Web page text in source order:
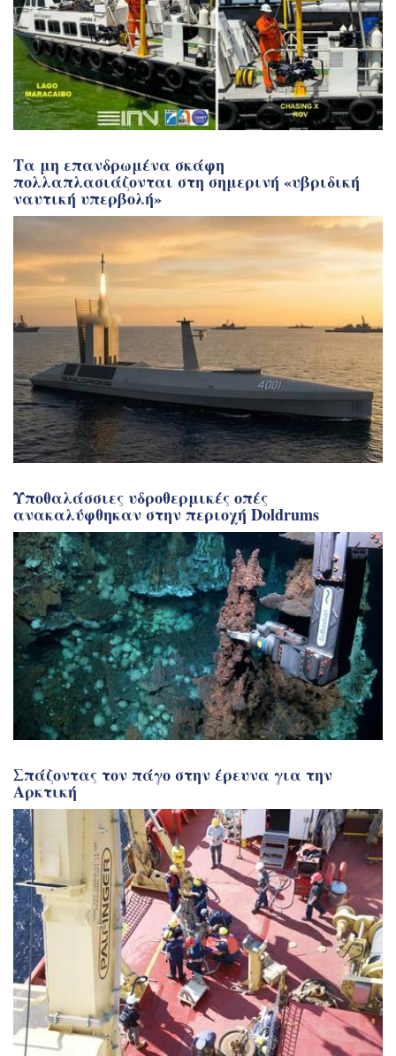
Τα μη επανδρωμένα σκάφη
πολλαπλασιάζονται στη σημερινή «υβριδική
ναυτική υπερβολή»
Υποθαλάσσιες υδροθερμικές οπές
ανακαλύφθηκαν στην περιοχή Doldrums
Σπάζοντας τον πάγο στην έρευνα για την
Αρκτική